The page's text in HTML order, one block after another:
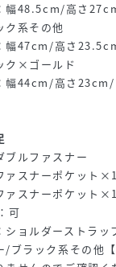
幅48.5cm/高さ
系その他
幅47cm/高さ
ク×ゴールド
幅44cm/高さ
ブルファスナー
ァスナーポケット
ァスナーポケット
可
ショルダーストラ
ブラック系その他